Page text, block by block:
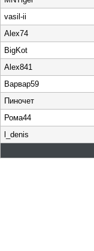
vasil-ii
Alex74
BigKot
Alex841
Варвар59
Пиночет
Рома44
l_denis